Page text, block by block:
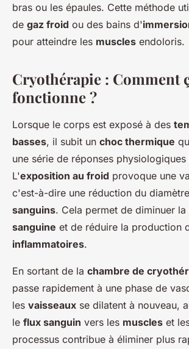
bras ou les épaules. Cette méthode
de gaz froid ou des bains d'
pour atteindre les muscles endoloris.
Cryothérapie : Comment
fonctionne ?
Lorsque le corps est exposé à des
basses, il subit un choc thermique
une série de réponses
L'exposition au froid provoque une
c'est-à-dire une réduction du
sanguins. Cela permet de diminuer la
sanguine et de réduire la production
inflammatoires.
En sortant de la chambre de
passe rapidement à une phase de
les vaisseaux se dilatent à nouveau,
le flux sanguin vers les muscles et
processus contribue à éliminer plus